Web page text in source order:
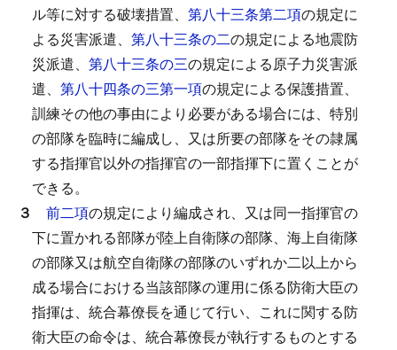
ル等に対する破壊措置、 第八十三条第二項の規定に
よる災害派遣、 第八十三条の二の規定による地震防
災派遣、 第八十三条の三の規定による原子力災害派
遣、 第八十四条の三第一項の規定による保護措置、
訓練その他の事由により必要がある場合には、特別
の部隊を臨時に編成し、又は所要の部隊をその隷属
する指揮官以外の指揮官の一部指揮下に置くことが
できる。
３ 前二項の規定により編成され、又は同一指揮官の
下に置かれる部隊が陸上自衛隊の部隊、海上自衛隊
の部隊又は航空自衛隊の部隊のいずれか二以上から
成る場合における当該部隊の運用に係る防衛大臣の
指揮は、統合幕僚長を通じて行い、これに関する防
衛大臣の命令は、統合幕僚長が執行するものとする